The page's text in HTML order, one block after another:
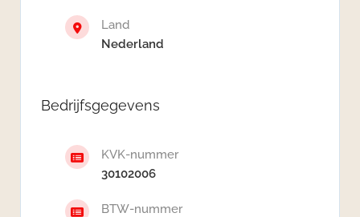
Land
Nederland
Bedrijfsgegevens
KVK-nummer
30102006
BTW-nummer